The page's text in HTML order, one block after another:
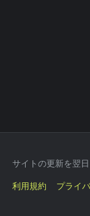
サイトの更新を翌
利用規約
プライ